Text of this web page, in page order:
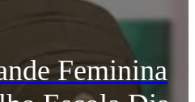
Feminina